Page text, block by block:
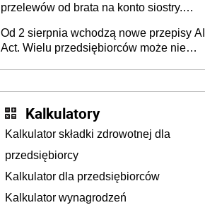
przelewów od brata na konto siostry.
darowizna, ale podatku jednak nie będzie
Od 2 sierpnia wchodzą nowe przepisy AI
Act. Wielu przedsiębiorców może nie
Kalkulatory
Kalkulator składki zdrowotnej dla
przedsiębiorcy
Kalkulator dla przedsiębiorców
Kalkulator wynagrodzeń